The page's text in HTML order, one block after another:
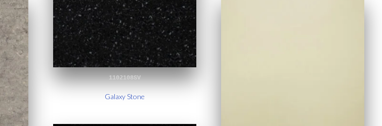
1102108SV
Galaxy Stone